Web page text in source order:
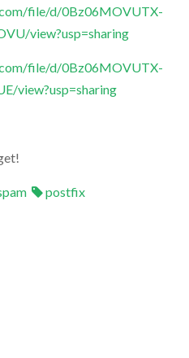
file/d/0Bz06MOVUTX-
view?usp=sharing
file/d/0Bz06MOVUTX-
view?usp=sharing
postfix